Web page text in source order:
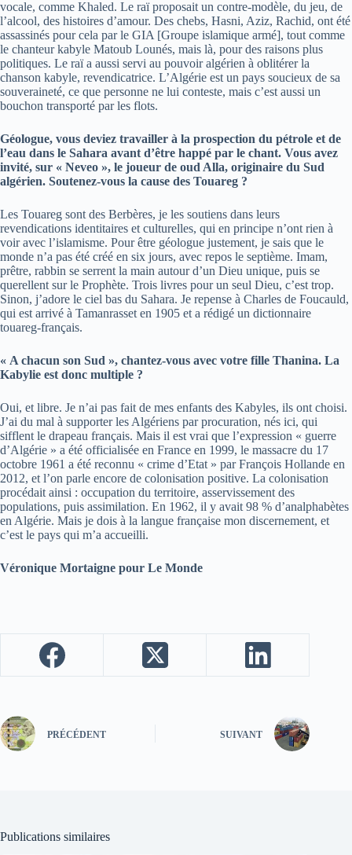
vocale, comme Khaled. Le raï proposait un contre-modèle, du jeu, de
l’alcool, des histoires d’amour. Des chebs, Hasni, Aziz, Rachid, ont été
assassinés pour cela par le GIA [Groupe islamique armé], tout comme
le chanteur kabyle Matoub Lounés, mais là, pour des raisons plus
politiques. Le raï a aussi servi au pouvoir algérien à oblitérer la
chanson kabyle, revendicatrice. L’Algérie est un pays soucieux de sa
souveraineté, ce que personne ne lui conteste, mais c’est aussi un
bouchon transporté par les flots.
Géologue, vous deviez travailler à la prospection du pétrole et de
l’eau dans le Sahara avant d’être happé par le chant. Vous avez
invité, sur « Neveo », le joueur de oud Alla, originaire du Sud
algérien. Soutenez-vous la cause des Touareg ?
Les Touareg sont des Berbères, je les soutiens dans leurs
revendications identitaires et culturelles, qui en principe n’ont rien à
voir avec l’islamisme. Pour être géologue justement, je sais que le
monde n’a pas été créé en six jours, avec repos le septième. Imam,
prêtre, rabbin se serrent la main autour d’un Dieu unique, puis se
querellent sur le Prophète. Trois livres pour un seul Dieu, c’est trop.
Sinon, j’adore le ciel bas du Sahara. Je repense à Charles de Foucauld,
qui est arrivé à Tamanrasset en 1905 et a rédigé un dictionnaire
touareg-français.
« A chacun son Sud », chantez-vous avec votre fille Thanina. La
Kabylie est donc multiple ?
Oui, et libre. Je n’ai pas fait de mes enfants des Kabyles, ils ont choisi.
J’ai du mal à supporter les Algériens par procuration, nés ici, qui
sifflent le drapeau français. Mais il est vrai que l’expression « guerre
d’Algérie » a été officialisée en France en 1999, le massacre du 17
octobre 1961 a été reconnu « crime d’Etat » par François Hollande en
2012, et l’on parle encore de colonisation positive. La colonisation
procédait ainsi : occupation du territoire, asservissement des
populations, puis assimilation. En 1962, il y avait 98 % d’analphabètes
en Algérie. Mais je dois à la langue française mon discernement, et
c’est le pays qui m’a accueilli.
Véronique Mortaigne pour Le Monde
PRÉCÉDENT SUIVANT
Publications similaires